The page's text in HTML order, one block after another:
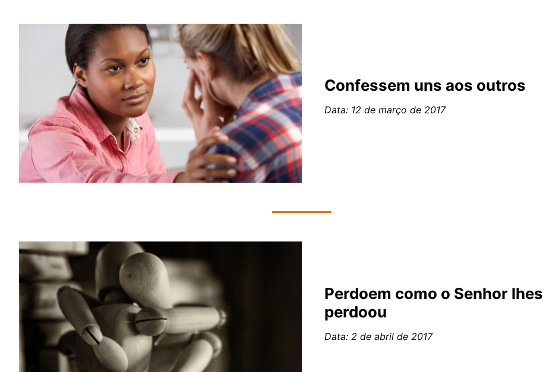
Confessem uns aos outros
Data: 12 de março de 2017
Perdoem como o Senhor lhes
perdoou
Data: 2 de abril de 2017